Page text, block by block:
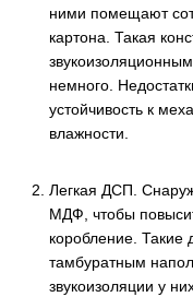
ними помещают
картона. Такая
немного.
устойчивость к
влажности.
Легкая ДСП.
МДФ, чтобы
коробление. Такие
тамбуратным
звукоизоляции у